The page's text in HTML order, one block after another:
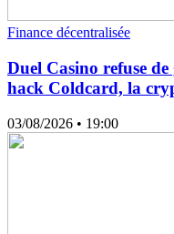
Finance décentralisée
Duel Casino refuse
hack Coldcard, la
03/08/2026 • 19:00